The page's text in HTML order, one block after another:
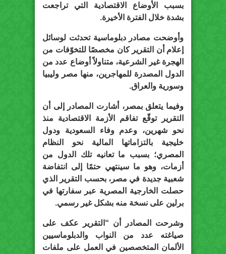
بسبب الأوضاع الاقتصادية التي تراجعت
بشدة خلال الفترة الأخيرة.
وأوضحت مصادر دبلوماسية تحدثت لوسائل
إعلام أن التقرير كان مخصصًا للتخوّفات من
الهجرة غير الشرعية، متناولاً أوضاع عدد من
الدول المصدرة للمهاجرين، منها مصر وليبيا
وسورية والعراق.
وفيما يتعلق بمصر، أشارت المصادر إلى أن
التقرير توقّع تفاقم الأزمة الاقتصادية منذ
نحو شهرين، وعدم وفاء السعودية ودول
خليجية بالتزاماتها المالية نحو النظام
المصري؛ بسبب ما تعانيه تلك الدول من
أزمات، وهو ما سينتهي حتمًا إلى انتفاضة
شعبية جديدة في مصر، بحسب التقرير الذي
حصلت الخارجية المصرية عبر سفارتها في
برلين على نسخة منه بشكل غير رسمي.
وشرحت المصادر أن “التقرير عكف على
صياغته عدد من النواب والدبلوماسيين
الألمان المتخصصين في العمل على ملفات